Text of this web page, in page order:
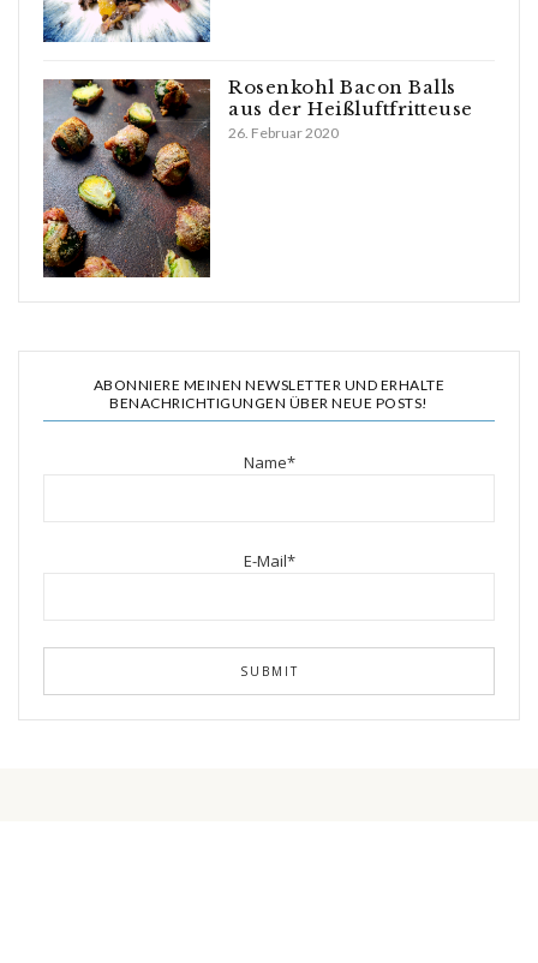
Rosenkohl Bacon Balls
aus der Heißluftfritteuse
26. Februar 2020
ABONNIERE MEINEN NEWSLETTER UND ERHALTE
BENACHRICHTIGUNGEN ÜBER NEUE POSTS!
Name*
E-Mail*